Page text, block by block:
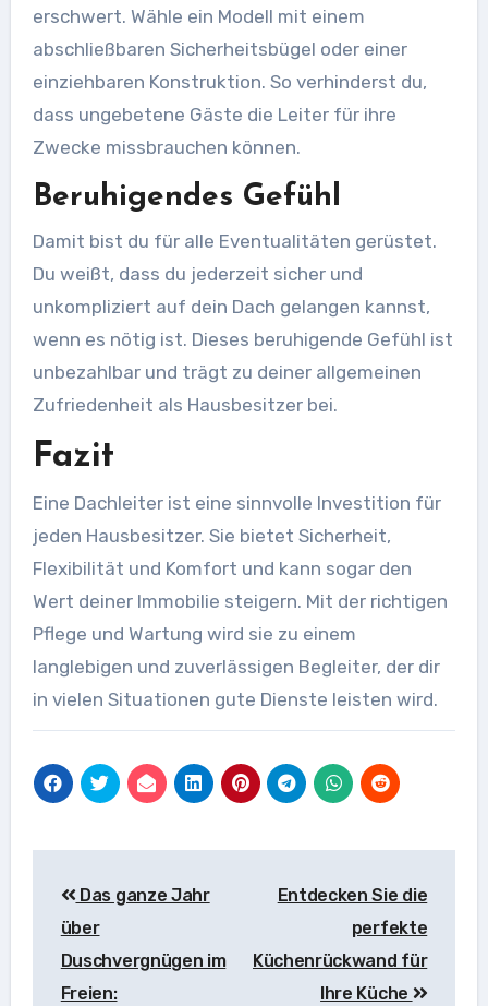
erschwert. Wähle ein Modell mit einem
abschließbaren Sicherheitsbügel oder einer
einziehbaren Konstruktion. So verhinderst du,
dass ungebetene Gäste die Leiter für ihre
Zwecke missbrauchen können.
Beruhigendes Gefühl
Damit bist du für alle Eventualitäten gerüstet.
Du weißt, dass du jederzeit sicher und
unkompliziert auf dein Dach gelangen kannst,
wenn es nötig ist. Dieses beruhigende Gefühl ist
unbezahlbar und trägt zu deiner allgemeinen
Zufriedenheit als Hausbesitzer bei.
Fazit
Eine Dachleiter ist eine sinnvolle Investition für
jeden Hausbesitzer. Sie bietet Sicherheit,
Flexibilität und Komfort und kann sogar den
Wert deiner Immobilie steigern. Mit der richtigen
Pflege und Wartung wird sie zu einem
langlebigen und zuverlässigen Begleiter, der dir
in vielen Situationen gute Dienste leisten wird.
Das ganze Jahr
über
Duschvergnügen im
Freien:
Entdecken Sie die
perfekte
Küchenrückwand für
Ihre Küche